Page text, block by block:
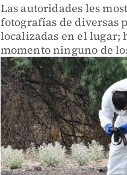
Las autoridades les
fotografías de diversas
localizadas en el lugar;
momento ninguno de
coincidido con los
desaparecidas que
del colectivo de León.